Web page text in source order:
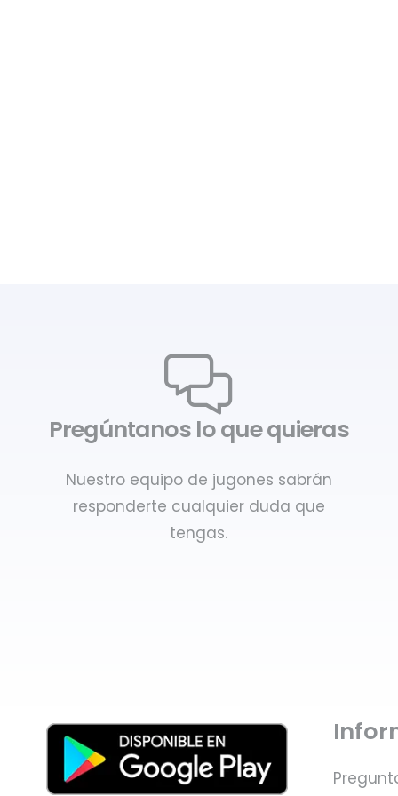
Pregúntanos lo que quieras
Nuestro equipo de jugones sabrán
responderte cualquier duda que
tengas.